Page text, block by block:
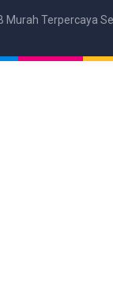
Murah Terpercaya